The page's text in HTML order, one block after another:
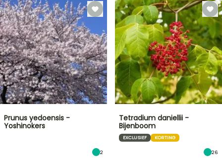
Prunus yedoensis -
Yoshinokers
2
Tetradium daniellii -
Bijenboom
EXCLUSIEF KORTING
26